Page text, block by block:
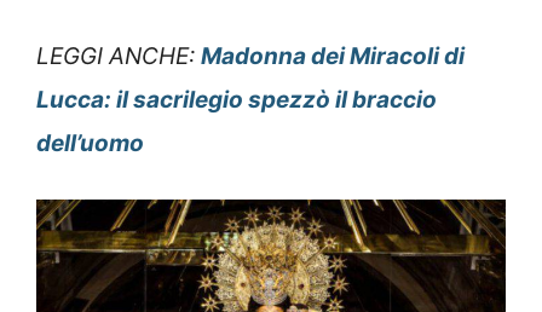
LEGGI ANCHE: Madonna dei Miracoli di
Lucca: il sacrilegio spezzò il braccio
dell’uomo